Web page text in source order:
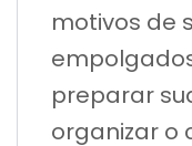
motivos de
preparar
organizar o